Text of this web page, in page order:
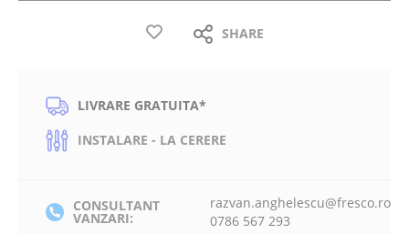
SHARE
LIVRARE GRATUITA*
INSTALARE - LA CERERE
CONSULTANT
VANZARI:
razvan.anghelescu@fresco.ro
0786 567 293